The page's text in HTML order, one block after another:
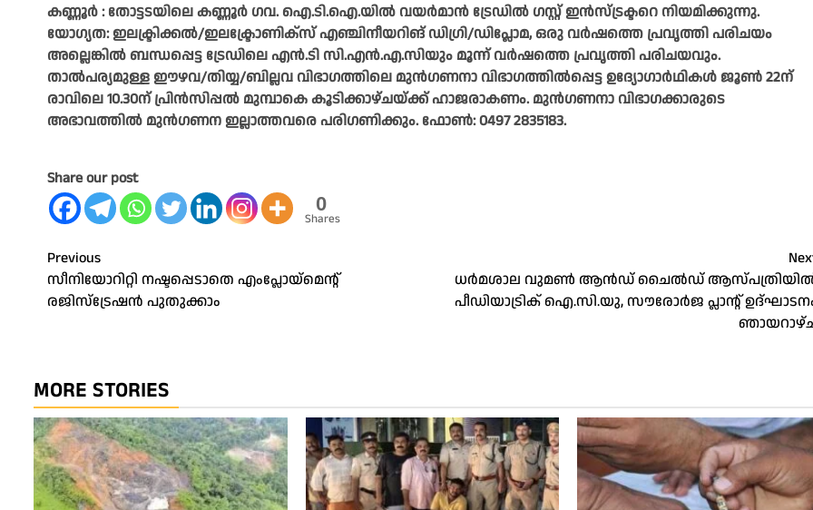
കണ്ണൂർ : തോട്ടടയിലെ കണ്ണൂർ ഗവ. ഐ.ടി.ഐ.യിൽ വയർമാൻ ട്രേഡിൽ ഗസ്റ്റ് ഇൻസ്ട്രക്ടറെ നിയമിക്കുന്നു.
യോഗ്യത: ഇലക്ട്രിക്കൽ/ഇലക്ട്രോണിക്സ് എഞ്ചിനീയറിങ് ഡിഗ്രി/ഡിപ്ലോമ, ഒരു വർഷത്തെ പ്രവൃത്തി പരിചയം
അല്ലെങ്കിൽ ബന്ധപ്പെട്ട ട്രേഡിലെ എൻ.ടി സി.എൻ.എ.സിയും മൂന്ന് വർഷത്തെ പ്രവൃത്തി പരിചയവും.
താൽപര്യമുള്ള ഈഴവ/തിയ്യ/ബില്ലവ വിഭാഗത്തിലെ മുൻഗണനാ വിഭാഗത്തിൽപ്പെട്ട ഉദ്യോഗാർഥികൾ ജൂൺ 22ന്
രാവിലെ 10.30ന് പ്രിൻസിപ്പൽ മുമ്പാകെ കൂടിക്കാഴ്ചയ്ക്ക് ഹാജരാകണം. മുൻഗണനാ വിഭാഗക്കാരുടെ
അഭാവത്തിൽ മുൻഗണന ഇല്ലാത്തവരെ പരിഗണിക്കും. ഫോൺ: 0497 2835183.
Share our post
0
Shares
Post
navigation
Previous
സീനിയോറിറ്റി നഷ്ടപ്പെടാതെ എംപ്ലോയ്മെന്റ്
രജിസ്ട്രേഷൻ പുതുക്കാം
ധർമശാല വുമൺ ആൻഡ് ചൈൽഡ്‌
പീഡിയാട്രിക് ഐ.സി.യു, സൗരോർജ പ്ലാന്റ്‌
MORE STORIES